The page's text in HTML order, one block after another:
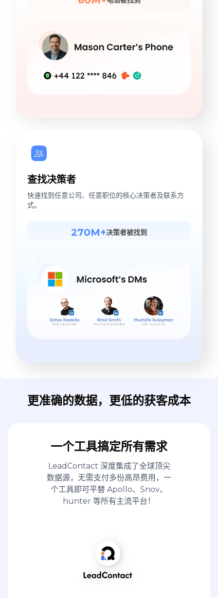
查找决策者
快速找到任意公司、任意职位的核心决策者及联系方
式。
270M+决策者被找到
更准确的数据，更低的获客成本
一个工具搞定所有需求
LeadContact 深度集成了全球顶尖
数据源，无需支付多份高昂费用，一
个工具即可平替 Apollo、Snov、
hunter 等所有主流平台！